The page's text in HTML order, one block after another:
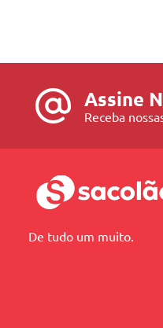
Assine
Receba
De tudo um muito.